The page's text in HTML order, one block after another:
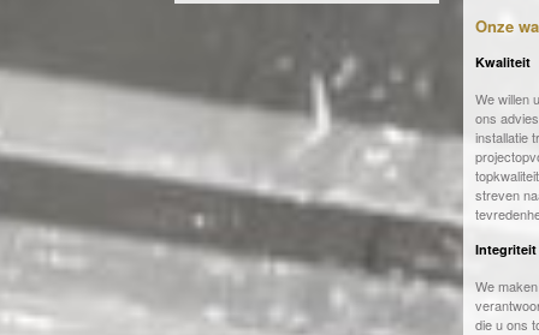
Onze
Kwaliteit
We willen
ons
installatie
streven
Integriteit
We
die u ons